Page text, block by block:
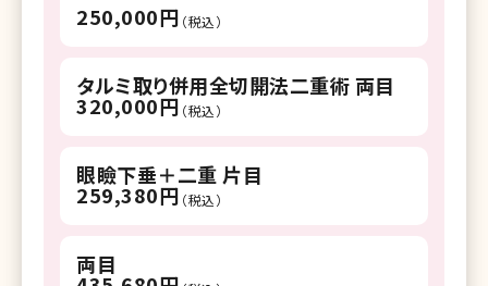
250,000円 （税込）
タルミ取り併用全切開法二重術 両目
320,000円 （税込）
眼瞼下垂＋二重 片目
259,380円 （税込）
両目